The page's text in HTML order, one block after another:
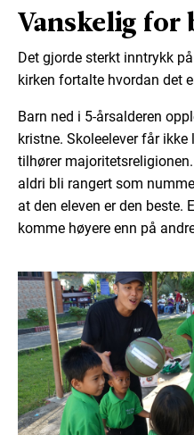
Vanskelig for
Det gjorde sterkt inntrykk
kirken fortalte hvordan det
Barn ned i 5-årsalderen
kristne. Skoleelever får
tilhører
aldri bli rangert som
at den eleven er den beste.
komme høyere enn på